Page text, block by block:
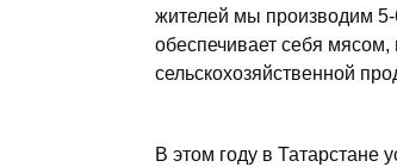
жителей мы производим 5-
обеспечивает себя
сельскохозяйственной
В этом году в Татарстане